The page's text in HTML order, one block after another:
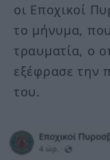
οι Εποχικοί
το μήνυμα,
τραυματία, ο
εξέφρασε την
του.